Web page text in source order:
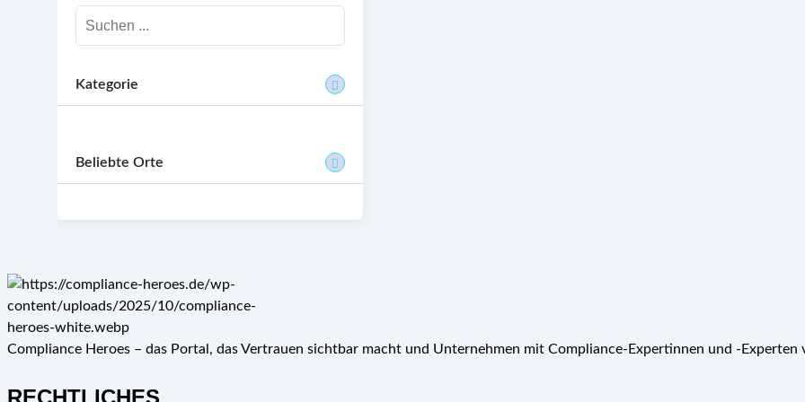
Kategorie
Beliebte Orte
Compliance Heroes – das Portal, das Vertrauen sichtbar macht und Unternehmen mit Compliance-Expertinnen und -Experten
RECHTLICHES